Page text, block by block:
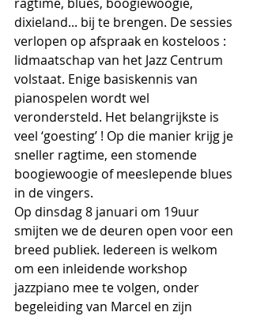
dixieland... bij te brengen. De sessies
verlopen op afspraak en kosteloos :
lidmaatschap van het Jazz Centrum
volstaat. Enige basiskennis van
pianospelen wordt wel
verondersteld. Het belangrijkste is
veel ‘goesting’ ! Op die manier krijg je
sneller ragtime, een stomende
boogiewoogie of meeslepende blues
in de vingers.
Op dinsdag 8 januari om 19uur
smijten we de deuren open voor een
breed publiek. Iedereen is welkom
om een inleidende workshop
jazzpiano mee te volgen, onder
begeleiding van Marcel en zijn